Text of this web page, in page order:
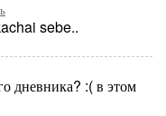
sebe..
дневника? :( в этом